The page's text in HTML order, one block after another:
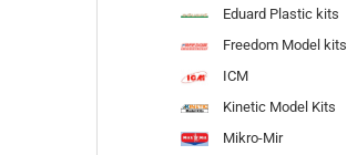
Eduard Plastic kits
Freedom Model kits
ICM
Kinetic Model Kits
Mikro-Mir